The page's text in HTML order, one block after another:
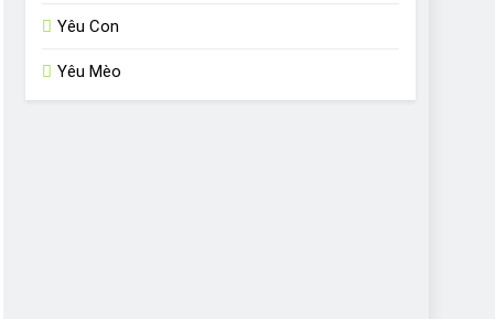
Yêu Con
Yêu Mèo